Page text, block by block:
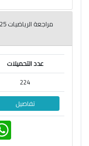
s
A
p
p
عدد التحميلات
224
تفاصيل